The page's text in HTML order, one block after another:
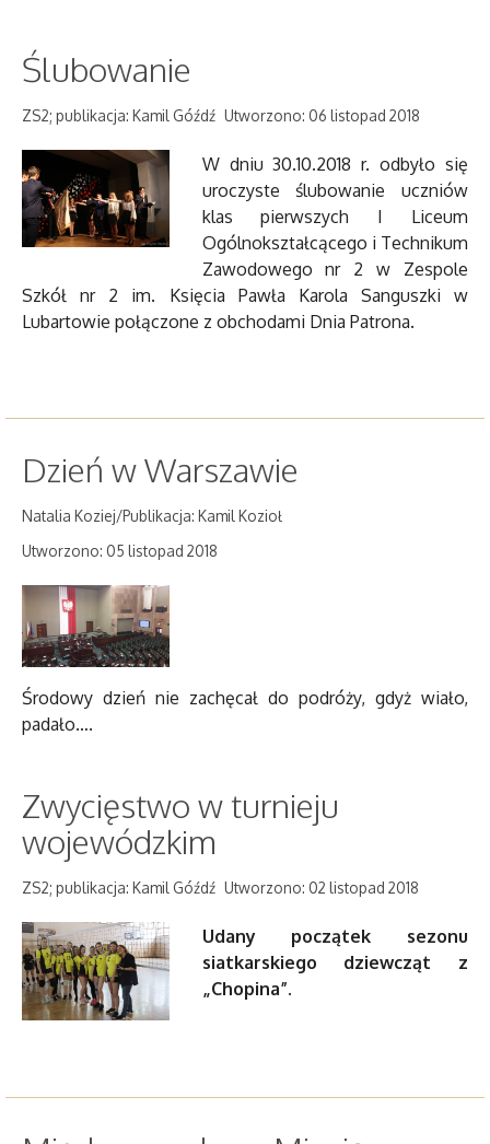
Ślubowanie
ZS2; publikacja: Kamil Góźdź Utworzono: 06 listopad 2018
W dniu 30.10.2018 r. odbyło się
uroczyste ślubowanie uczniów
klas pierwszych I Liceum
Ogólnokształcącego i Technikum
Zawodowego nr 2 w Zespole
Szkół nr 2 im. Księcia Pawła Karola Sanguszki w
Lubartowie połączone z obchodami Dnia Patrona.
Dzień w Warszawie
Natalia Koziej/Publikacja: Kamil Kozioł
Utworzono: 05 listopad 2018
Środowy dzień nie zachęcał do podróży, gdyż wiało,
padało….
Zwycięstwo w turnieju
wojewódzkim
ZS2; publikacja: Kamil Góźdź Utworzono: 02 listopad 2018
Udany początek sezonu
siatkarskiego dziewcząt z
„Chopina”.